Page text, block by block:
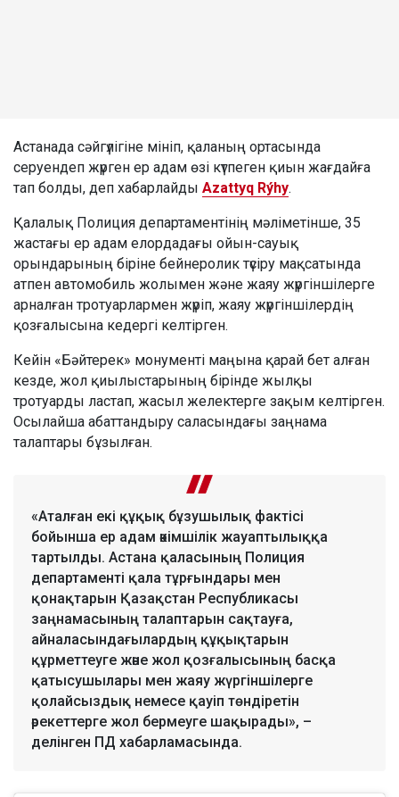
Астанада сәйгүлігіне мініп, қаланың ортасында
серуендеп жүрген ер адам өзі күтпеген қиын жағдайға
тап болды, деп хабарлайды Azattyq Rýhy.
Қалалық Полиция департаментінің мәліметінше, 35
жастағы ер адам елордадағы ойын-сауық
орындарының біріне бейнеролик түсіру мақсатында
атпен автомобиль жолымен және жаяу жүргіншілерге
арналған тротуарлармен жүріп, жаяу жүргіншілердің
қозғалысына кедергі келтірген.
Кейін «Бәйтерек» монументі маңына қарай бет алған
кезде, жол қиылыстарының бірінде жылқы
тротуарды ластап, жасыл желектерге зақым келтірген.
Осылайша абаттандыру саласындағы заңнама
талаптары бұзылған.
«Аталған екі құқық бұзушылық фактісі
бойынша ер адам әкімшілік жауаптылыққа
тартылды. Астана қаласының Полиция
департаменті қала тұрғындары мен
қонақтарын Қазақстан Республикасы
заңнамасының талаптарын сақтауға,
айналасындағылардың құқықтарын
құрметтеуге және жол қозғалысының басқа
қатысушылары мен жаяу жүргіншілерге
қолайсыздық немесе қауіп төндіретін
әрекеттерге жол бермеуге шақырады», –
делінген ПД хабарламасында.